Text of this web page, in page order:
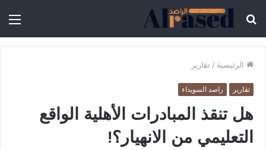
الرئيسية / تقارير
تقارير راصد السويداء
هل تنقذ المبادرات الأهلية الواقع
التعليمي من الانهيار؟!